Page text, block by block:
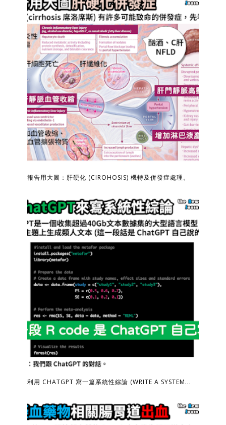
報告用大圖：肝硬化 (CIROHOSIS) 機轉及併發症處理。
利用 CHATGPT 寫一篇系統性綜論 (WRITE A SYSTEM...